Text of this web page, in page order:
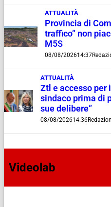
ATTUALITÀ
Provincia di
traffico” non
M5S
08/08/202614:37
ATTUALITÀ
Ztl e accesso per
sindaco prima di
sue delibere”
08/08/202614:36
Videolab